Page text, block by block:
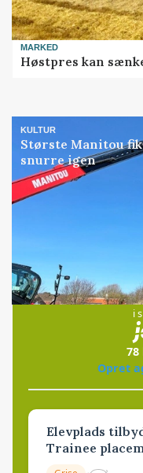
MARKED
Høstpres kan
KULTUR
Største Manitou
snurre igen
i
78
Opret
Elevplads
Trainee